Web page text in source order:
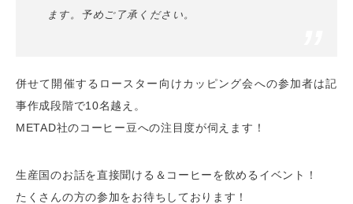
ます。予めご了承ください。
併せて開催するロースター向けカッピング会への参加者は記
事作成段階で10名越え。
METAD社のコーヒー豆への注目度が伺えます！
生産国のお話を直接聞ける＆コーヒーを飲めるイベント！
たくさんの方の参加をお待ちしております！